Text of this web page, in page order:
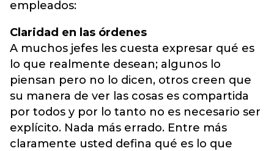
empleados:
Claridad en las órdenes
A muchos jefes les cuesta expresar qué es
lo que realmente desean; algunos lo
piensan pero no lo dicen, otros creen que
su manera de ver las cosas es compartida
por todos y por lo tanto no es necesario ser
explícito. Nada más errado. Entre más
claramente usted defina qué es lo que